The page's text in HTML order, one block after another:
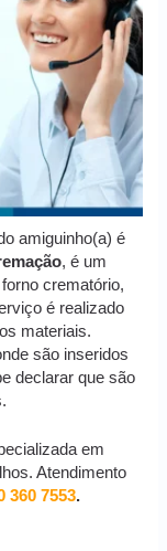
amiguinho(a) é
, é um
crematório,
é realizado
materiais.
são inseridos
declarar que são
em
Atendimento
360 7553.